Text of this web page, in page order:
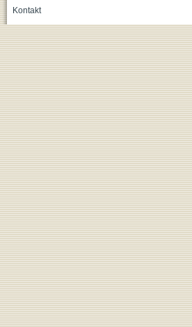
Kontakt